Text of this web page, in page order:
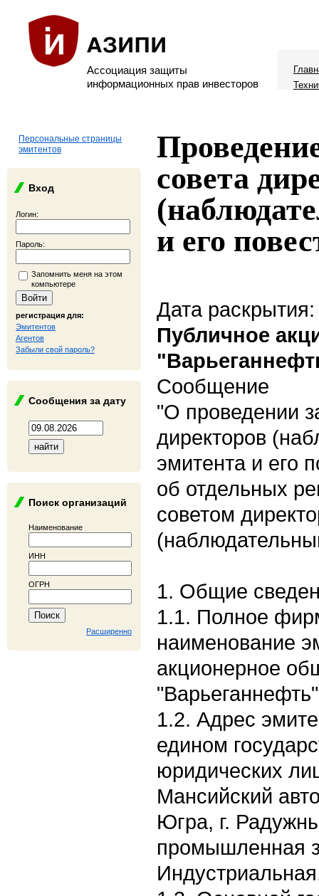
Ассоциация защиты
информационных прав инвесторов
Персональные страницы
эмитентов
Вход
Логин:
Пароль:
Запомнить меня на этом
компьютере
регистрация для:
Эмитентов
Агентов
Забыли свой пароль?
Сообщения за дату
Поиск организаций
Наименование
ИНН
ОГРН
Расширенно
совета
и его
Дата
Публичное
Сообщение
"О проведении
директоров
эмитента и его
об отдельных
советом
1. Общие
1.1. Полное
наименование
акционерное
"Варьеганнефть"
1.2. Адрес
едином
юридических
Мансийский
Югра, г.
промышленная